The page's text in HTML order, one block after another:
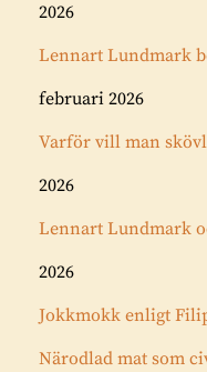
2026
Lennart Lundmark
februari 2026
Varför vill man
2026
Lennart Lundmark
2026
Jokkmokk enligt
Närodlad mat som